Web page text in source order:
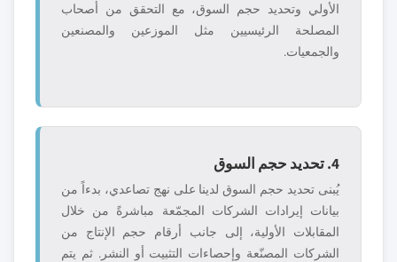
الأولي وتحديد حجم السوق، مع التحقق من أصحاب
المصلحة الرئيسيين مثل الموزعين والمصنعين
والجمعيات.
4. تحديد حجم السوق
يُبنى تحديد حجم السوق لدينا على نهج تصاعدي، بدءاً من
بيانات إيرادات الشركات المجمّعة مباشرةً من خلال
المقابلات الأولية، إلى جانب أرقام حجم الإنتاج من
الشركات المصنّعة وإحصاءات التثبيت أو النشر. ثم يتم